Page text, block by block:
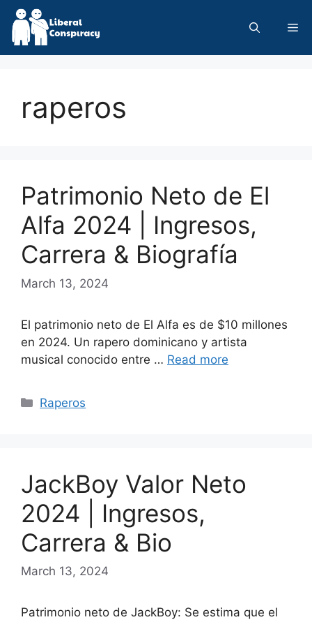
Skip
content
raperos
Patrimonio Neto de El
Alfa 2024 | Ingresos,
Carrera & Biografía
March 13, 2024
El patrimonio neto de El Alfa es de $10 millones
en 2024. Un rapero dominicano y artista
musical conocido entre … Read more
Categories
Raperos
JackBoy Valor Neto
2024 | Ingresos,
Carrera & Bio
March 13, 2024
Patrimonio neto de JackBoy: Se estima que el